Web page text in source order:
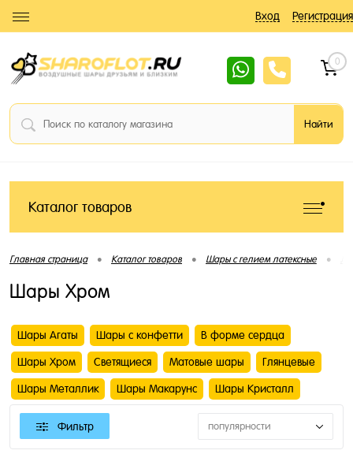
Вход Регистрация
0
Каталог товаров
Главная страница • Каталог товаров • Шары с гелием латексные •
Шары Хром
Шары Агаты Шары с конфетти В форме сердца
Шары Хром Светящиеся Матовые шары Глянцевые
Шары Металлик Шары Макарунс Шары Кристалл
Фильтр популярности